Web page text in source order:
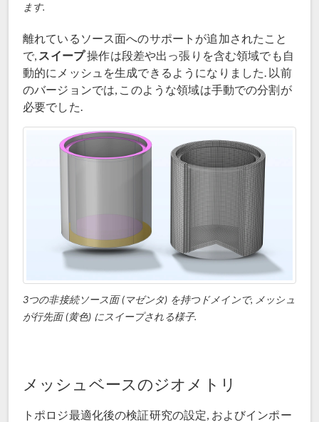
ます.
離れているソース面へのサポートが追加されたこと
で, スイープ操作は段差や出っ張りを含む領域でも自
動的にメッシュを生成できるようになりました. 以前
のバージョンでは, このような領域は手動での分割が
必要でした.
3つの非接続ソース面 (マゼンタ) を持つドメインで, メッシュ
が行先面 (黄色) にスイープされる様子.
メッシュベースのジオメトリ
トポロジ最適化後の検証研究の設定, およびインポー